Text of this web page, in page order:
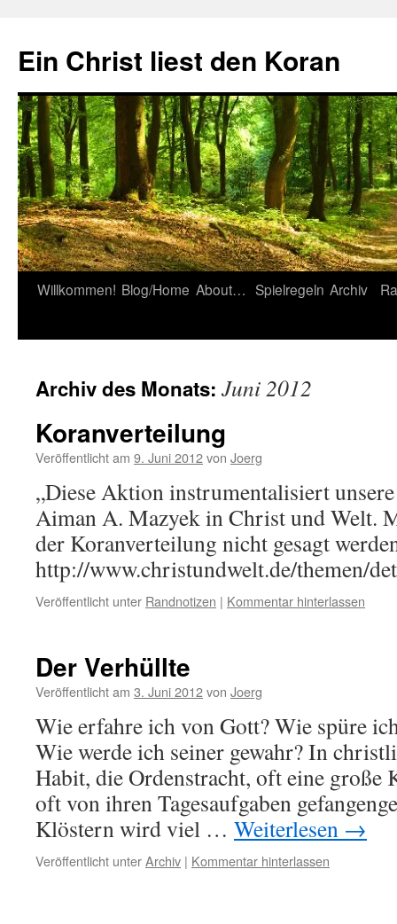
springen
Ein Christ liest den Koran
Willkommen! Blog/Home About… Spielregeln Archiv
Archiv des Monats: Juni 2012
Koranverteilung
Veröffentlicht am 9. Juni 2012von Joerg
„Diese Aktion instrumentalisiert
Aiman A. Mazyek in Christ und Welt.
der Koranverteilung nicht gesagt
http://www.christundwelt.de/themen/
Veröffentlicht unter Randnotizen | Kommentar hinterlassen
Der Verhüllte
Veröffentlicht am 3. Juni 2012von Joerg
Wie erfahre ich von Gott? Wie spüre
Wie werde ich seiner gewahr? In
Habit, die Ordenstracht, oft eine große
oft von ihren Tagesaufgaben
Klöstern wird viel … Weiterlesen →
Veröffentlicht unterArchiv | Kommentar hinterlassen